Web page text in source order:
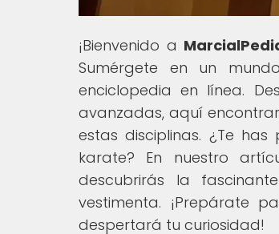
¡Bienvenido a
Sumérgete en un
enciclopedia en línea.
avanzadas, aquí
estas disciplinas. ¿Te
karate? En nuestro
descubrirás la
vestimenta. ¡Prepárate
despertará tu curiosidad!